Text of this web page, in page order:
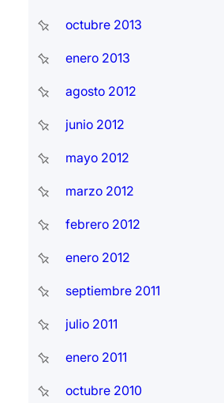
octubre 2013
enero 2013
agosto 2012
junio 2012
mayo 2012
marzo 2012
febrero 2012
enero 2012
septiembre 2011
julio 2011
enero 2011
octubre 2010